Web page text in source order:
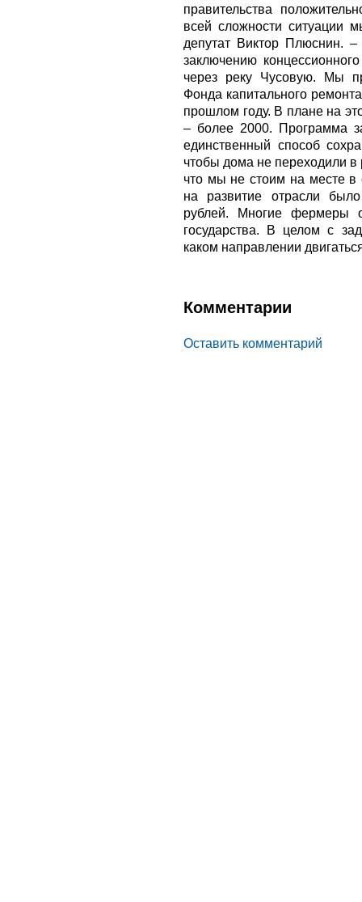
правительства
всей сложности ситуации
депутат Виктор Плюснин.
заключению
через реку Чусовую. Мы
Фонда капитального
прошлом году. В плане на
– более 2000. Программа
единственный способ
чтобы дома не переходили в
что мы не стоим на месте в
на развитие отрасли
рублей. Многие фермеры
государства. В целом с
каком направлении
Комментарии
Оставить комментарий